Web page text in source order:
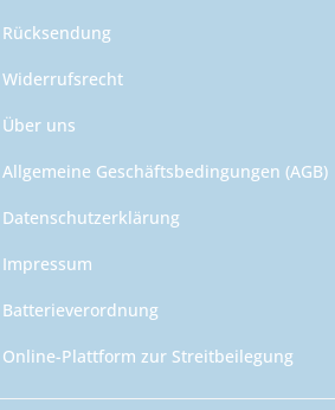
Rücksendung
Widerrufsrecht
Über uns
Allgemeine Geschäftsbedingungen (AGB)
Datenschutzerklärung
Impressum
Batterieverordnung
Online-Plattform zur Streitbeilegung